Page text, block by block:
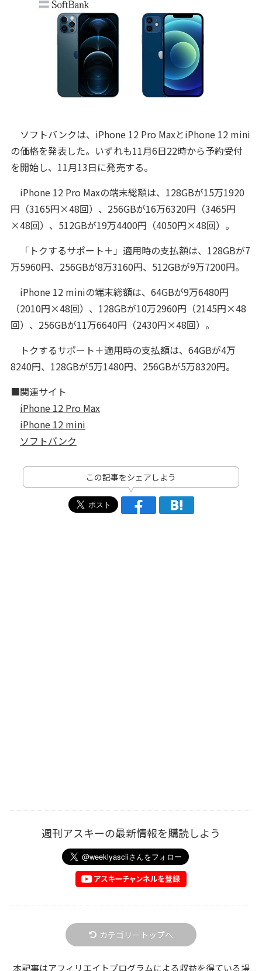
ソフトバンクは、iPhone 12 Pro MaxとiPhone 12 mini
の価格を発表した。いずれも11月6日22時から予約受付
を開始し、11月13日に発売する。
iPhone 12 Pro Maxの端末総額は、128GBが15万1920
円（3165円×48回）、256GBが16万6320円（3465円
×48回）、512GBが19万4400円（4050円×48回）。
「トクするサポート＋」適用時の支払額は、128GBが7
万5960円、256GBが8万3160円、512GBが9万7200円。
iPhone 12 miniの端末総額は、64GBが9万6480円
（2010円×48回）、128GBが10万2960円（2145円×48
回）、256GBが11万6640円（2430円×48回）。
トクするサポート＋適用時の支払額は、64GBが4万
8240円、128GBが5万1480円、256GBが5万8320円。
■関連サイト
iPhone 12 Pro Max
iPhone 12 mini
ソフトバンク
この記事をシェアしよう
週刊アスキーの最新情報を購読しよう
カテゴリートップへ
本記事はアフィリエイトプログラムによる収益を得ている場